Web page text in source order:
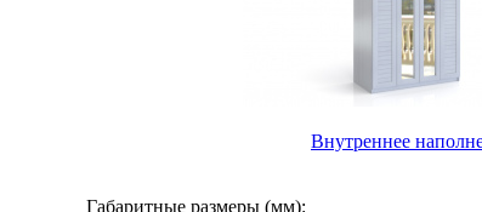
Внутреннее
Габаритные размеры (мм):